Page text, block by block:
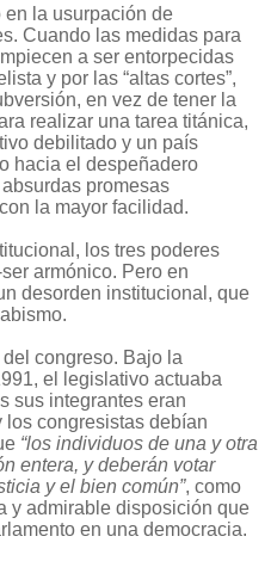
en la usurpación de
Cuando las medidas para
a ser entorpecidas
y por las “altas cortes”,
en vez de tener la
realizar una tarea titánica,
debilitado y un país
hacia el despeñadero
promesas
la mayor facilidad.
los tres poderes
armónico. Pero en
desorden institucional, que
congreso. Bajo la
el legislativo actuaba
sus integrantes eran
los congresistas debían
“los individuos de una y otra
entera, y deberán votar
y el bien común”, como
y admirable disposición que
en una democracia.